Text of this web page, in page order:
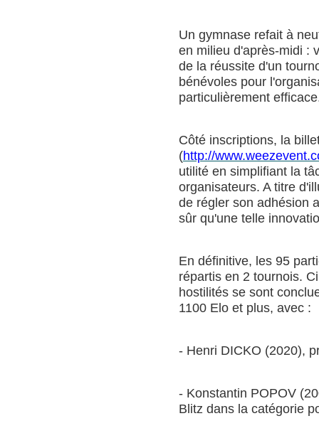
Un gymnase refait à
en milieu d'après-midi :
de la réussite d'un
bénévoles pour
particulièrement
Côté inscriptions, la
(http://
utilité en simplifiant la
organisateurs. A titre
de régler son adhésion
sûr qu'une telle
En définitive, les 95
répartis en 2 tournois.
hostilités se sont
1100 Elo et plus, avec :
- Henri DICKO (2020),
- Konstantin POPOV
Blitz dans la catégorie